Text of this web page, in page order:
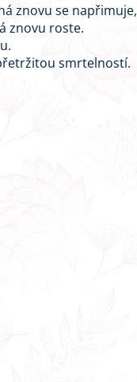
znovu se napřimuje,
znovu roste.
smrtelností.